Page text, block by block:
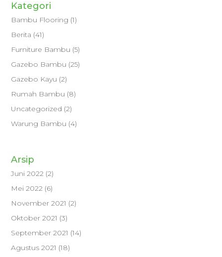
Kategori
Bambu Flooring (1)
Berita (41)
Furniture Bambu (5)
Gazebo Bambu (25)
Gazebo Kayu (2)
Rumah Bambu (8)
Uncategorized (2)
Warung Bambu (4)
Arsip
Juni 2022 (2)
Mei 2022 (6)
November 2021 (2)
Oktober 2021 (3)
September 2021 (14)
Agustus 2021 (18)